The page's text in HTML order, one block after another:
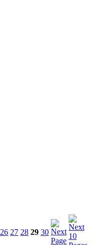
26 27 28 29 30